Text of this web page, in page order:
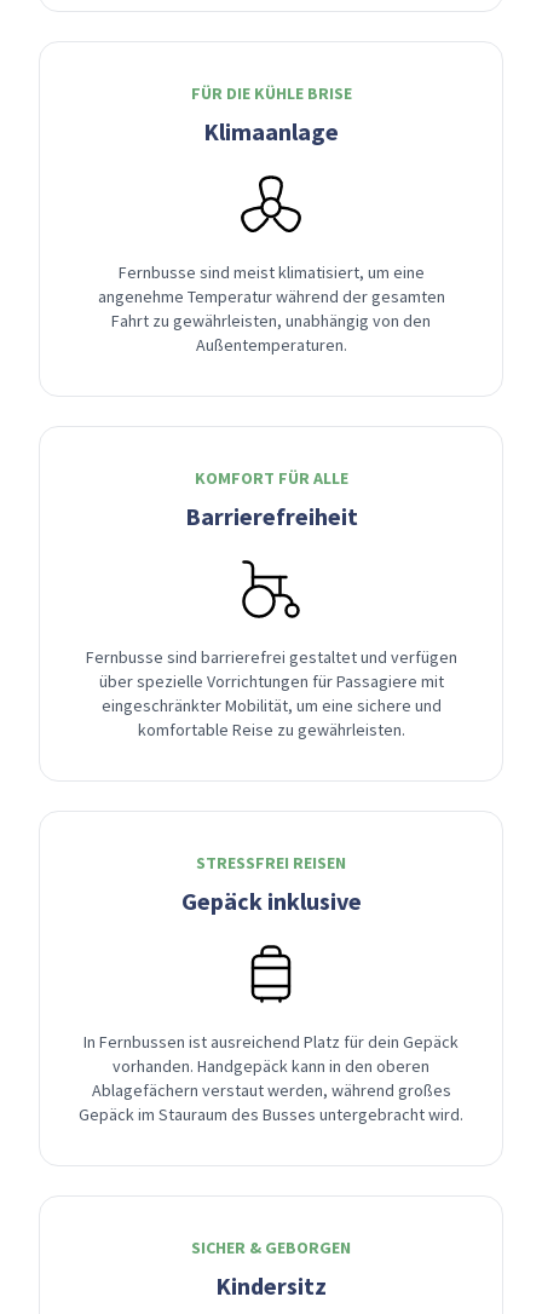
FÜR DIE KÜHLE BRISE
Klimaanlage
Fernbusse sind meist klimatisiert, um eine
angenehme Temperatur während der gesamten
Fahrt zu gewährleisten, unabhängig von den
Außentemperaturen.
KOMFORT FÜR ALLE
Barrierefreiheit
Fernbusse sind barrierefrei gestaltet und verfügen
über spezielle Vorrichtungen für Passagiere mit
eingeschränkter Mobilität, um eine sichere und
komfortable Reise zu gewährleisten.
STRESSFREI REISEN
Gepäck inklusive
In Fernbussen ist ausreichend Platz für dein Gepäck
vorhanden. Handgepäck kann in den oberen
Ablagefächern verstaut werden, während großes
Gepäck im Stauraum des Busses untergebracht wird.
SICHER & GEBORGEN
Kindersitz